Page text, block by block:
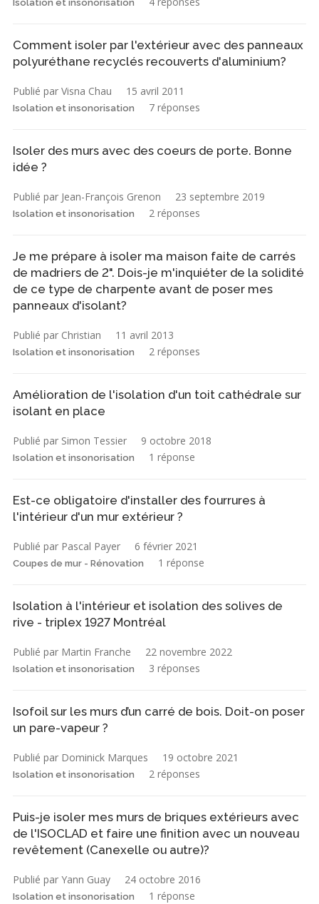
Isolation et insonorisation
Comment isoler par l'extérieur avec des panneaux
polyuréthane recyclés recouverts d'aluminium?
Publié par Visna Chau 15 avril 2011
Isolation et insonorisation 7 réponses
Isoler des murs avec des coeurs de porte. Bonne
idée ?
Publié par Jean-François Grenon 23 septembre 2019
Isolation et insonorisation 2 réponses
Je me prépare à isoler ma maison faite de carrés
de madriers de 2". Dois-je m'inquiéter de la solidité
de ce type de charpente avant de poser mes
panneaux d'isolant?
Publié par Christian 11 avril 2013
Isolation et insonorisation 2 réponses
Amélioration de l'isolation d'un toit cathédrale sur
isolant en place
Publié par Simon Tessier 9 octobre 2018
Isolation et insonorisation 1 réponse
Est-ce obligatoire d'installer des fourrures à
l'intérieur d'un mur extérieur ?
Publié par Pascal Payer 6 février 2021
Coupes de mur - Rénovation 1 réponse
Isolation à l'intérieur et isolation des solives de
rive - triplex 1927 Montréal
Publié par Martin Franche 22 novembre 2022
Isolation et insonorisation 3 réponses
Isofoil sur les murs d’un carré de bois. Doit-on poser
un pare-vapeur ?
Publié par Dominick Marques 19 octobre 2021
Isolation et insonorisation 2 réponses
Puis-je isoler mes murs de briques extérieurs avec
de l'ISOCLAD et faire une finition avec un nouveau
revêtement (Canexelle ou autre)?
Publié par Yann Guay 24 octobre 2016
Isolation et insonorisation 1 réponse